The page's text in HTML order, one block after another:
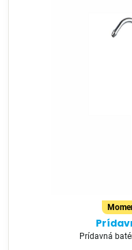
Prídavná